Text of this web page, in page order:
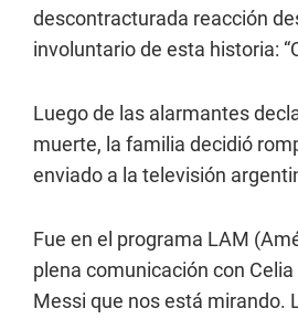
descontracturada reacción
involuntario de esta historia:
Luego de las alarmantes
muerte, la familia decidió
enviado a la televisión
Fue en el programa LAM
plena comunicación con
Messi que nos está mirando.